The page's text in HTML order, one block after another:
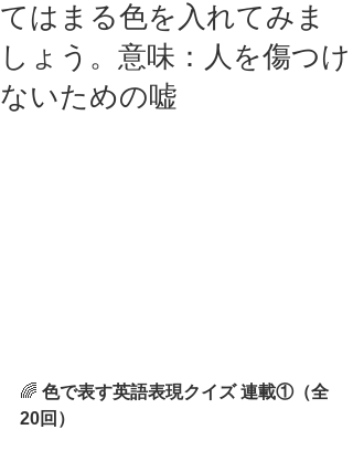
てはまる色を入れてみま
しょう。意味：人を傷つけ
ないための嘘
🌈 色で表す英語表現クイズ 連載①（全
20回）